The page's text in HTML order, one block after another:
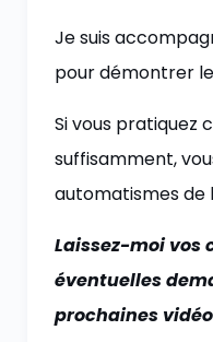
Je suis
pour démontrer
Si vous pratiquez
suffisamment,
automatismes de
Laissez-moi vos
éventuelles
prochaines